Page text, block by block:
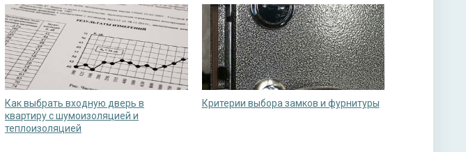
Как выбрать входную дверь в
квартиру с шумоизоляцией и
теплоизоляцией
Критерии выбора замков и фурнитуры